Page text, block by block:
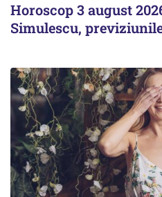
Horoscop 3 august
Simulescu,